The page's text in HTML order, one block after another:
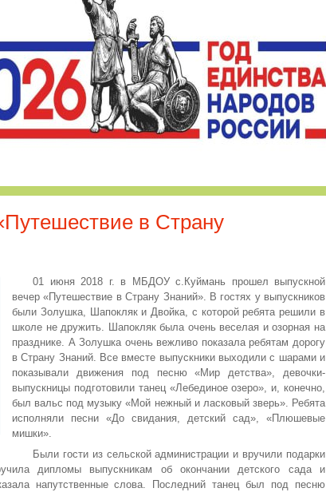
в Страну
01 июня 2018 г. в МБДОУ с.Куймань прошел выпускной
вечер «Путешествие в Страну Знаний». В гостях у выпускников
были Золушка, Шапокляк и Двойка, с которой ребята решили в
школе не дружить. Шапокляк была очень веселая и озорная на
празднике. А Золушка очень вежливо показала ребятам дорогу
в Страну Знаний. Все вместе выпускники выходили с шарами и
показывали движения под песню «Мир детства», девочки-
выпускницы подготовили танец «Лебединое озеро», и, конечно,
был вальс под музыку «Мой нежный и ласковый зверь». Ребята
исполняли песни «До свидания, детский сад», «Плюшевые
мишки».
Были гости из сельской администрации и вручили подарки
дипломы выпускникам об окончании детского сада и
напутственные слова. Последний танец был под песню